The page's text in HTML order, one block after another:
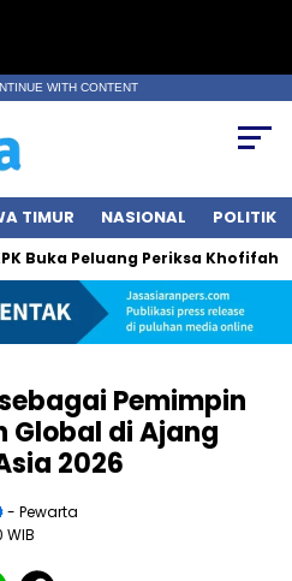
WITH CONTENT
TIMUR NASIONAL POLITIK
Peluang Periksa Khofifah
Pemimpin
Global di Ajang
2026
- Pewarta
WIB